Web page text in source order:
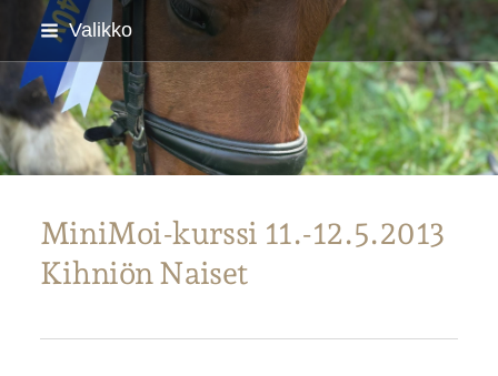
Siirry
sivun
sisältöön
Valikko
Parkanon Ratsastajat
MiniMoi-kurssi 11.-12.5.2013
Kihniön Naiset